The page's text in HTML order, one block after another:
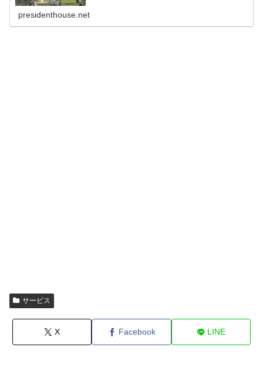
presidenthouse.net
サービス
X Facebook LINE